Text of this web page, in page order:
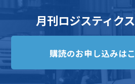
月刊ロジスティク
購読のお申し込みは